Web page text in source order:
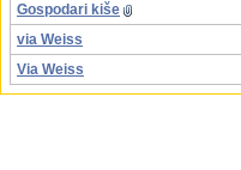
Gospodari kiše
via Weiss
Via Weiss